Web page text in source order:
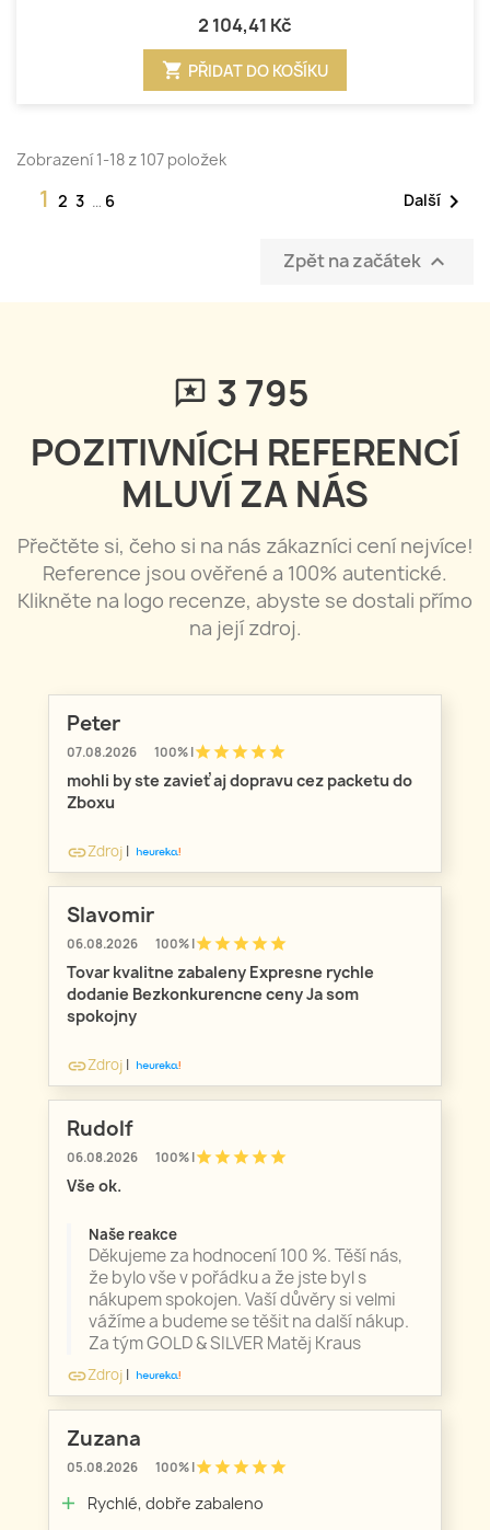
2 104,41 Kč
shopping_cart PŘIDAT DO KOŠÍKU
Zobrazení 1-18 z 107 položek
1 2 3 … 6 Další 
Zpět na začátek 
3 795
POZITIVNÍCH REFERENCÍ
MLUVÍ ZA NÁS
Přečtěte si, čeho si na nás zákazníci cení nejvíce!
Reference jsou ověřené a 100% autentické.
Klikněte na logo recenze, abyste se dostali přímo
na její zdroj.
Peter
07.08.2026 100% |starstarstarstarstar
mohli by ste zavieť aj dopravu cez packetu do
Zboxu
linkZdroj |
Slavomir
06.08.2026 100% |starstarstarstarstar
Tovar kvalitne zabaleny Expresne rychle
dodanie Bezkonkurencne ceny Ja som
spokojny
linkZdroj |
Rudolf
06.08.2026 100% |starstarstarstarstar
Vše ok.
Naše reakce
Děkujeme za hodnocení 100 %. Těší nás,
že bylo vše v pořádku a že jste byl s
nákupem spokojen. Vaší důvěry si velmi
vážíme a budeme se těšit na další nákup.
Za tým GOLD & SILVER Matěj Kraus
linkZdroj |
Zuzana
05.08.2026 100% |starstarstarstarstar
add Rychlé, dobře zabaleno